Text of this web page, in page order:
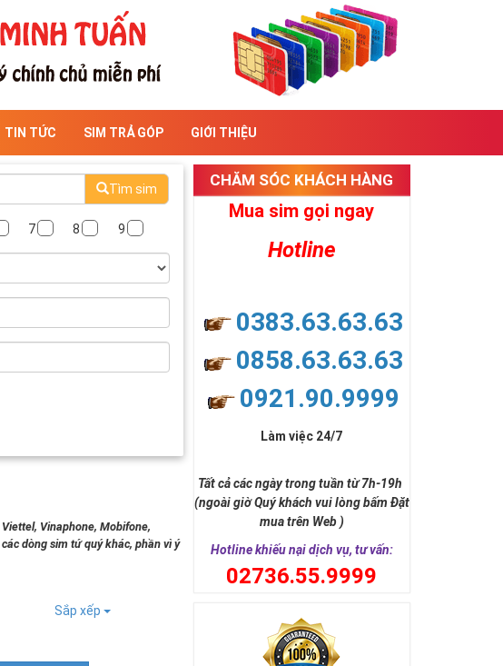
TIN TỨC SIM TRẢ GÓP GIỚI THIỆU
Tìm sim
7 8 9
Vinaphone, Mobifone,
dòng sim tứ quý khác, phần vì ý
Sắp xếp
CHĂM SÓC KHÁCH HÀNG
Mua sim gọi ngay
Hotline
0383.63.63.63
0858.63.63.63
0921.90.9999
Làm việc 24/7
Tất cả các ngày trong tuần từ 7h-19h
(ngoài giờ Quý khách vui lòng bấm Đặt
mua trên Web )
Hotline khiếu nại dịch vụ, tư vấn:
02736.55.9999